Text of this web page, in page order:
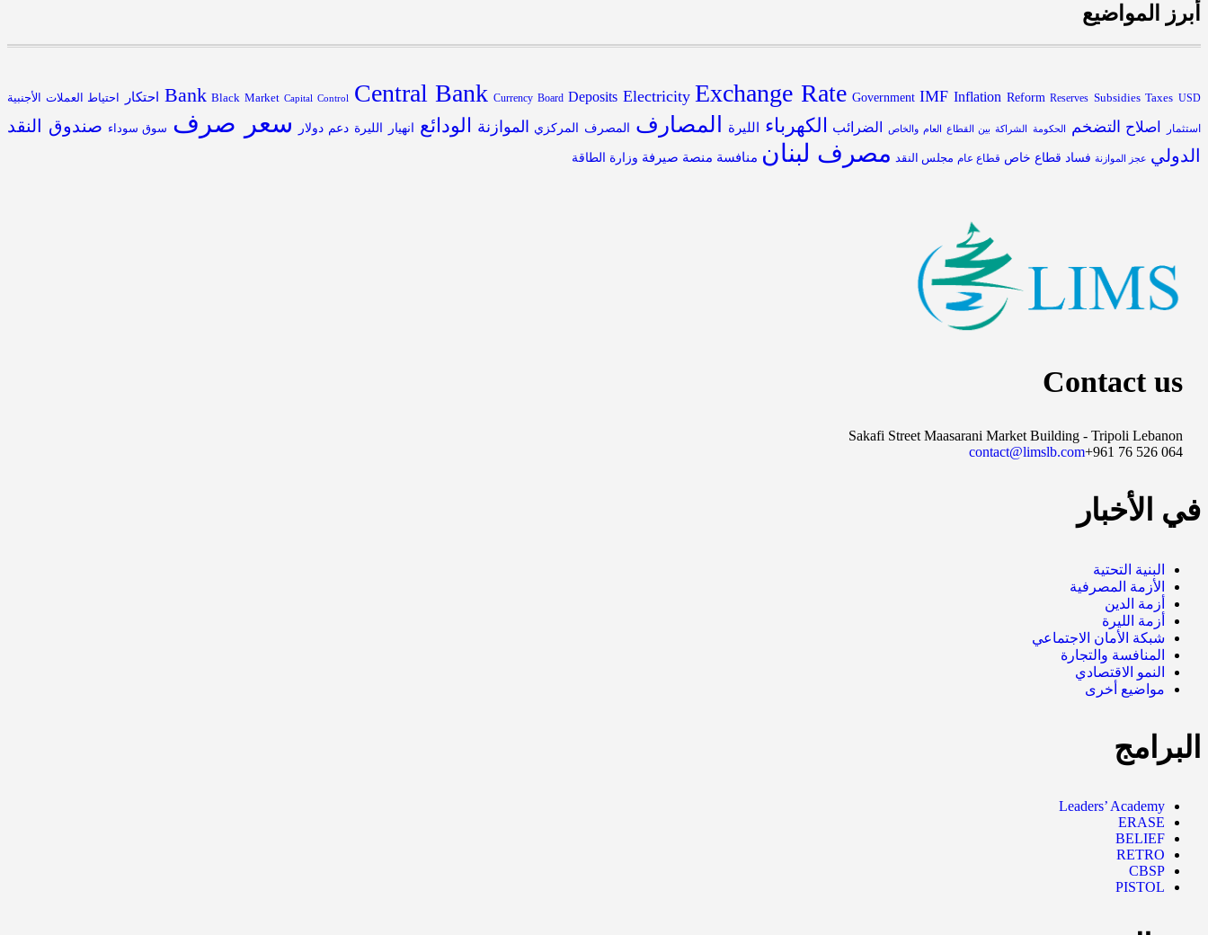
أبرز المواضيع
Bank Black Market Capital Control Central Bank Currency Board Deposits Electricity Exchange Rate Government IMF Inflation Reform Reserves Subsidies Taxes USD احتكار احتياط العملات الأجنبية
استثمار اصلاح التضخم الحكومة الشراكة بين القطاع العام والخاص الضرائب الكهرباء الليرة المصارف المصرف المركزي الموازنة الودائع انهيار الليرة دعم دولار سعر صرف سوق سوداء صندوق النقد
الدولي عجز الموازنة فساد قطاع خاص قطاع عام مجلس النقد مصرف لبنان منافسة منصة صيرفة وزارة الطاقة
Contact us
Sakafi Street Maasarani Market Building - Tripoli Lebanon
contact@limslb.com+961 76 526 064
في الأخبار
البنية التحتية
الأزمة المصرفية
أزمة الدين
أزمة الليرة
شبكة الأمان الاجتماعي
المنافسة والتجارة
النمو الاقتصادي
مواضيع أخرى
البرامج
Leaders’ Academy
ERASE
BELIEF
RETRO
CBSP
PISTOL